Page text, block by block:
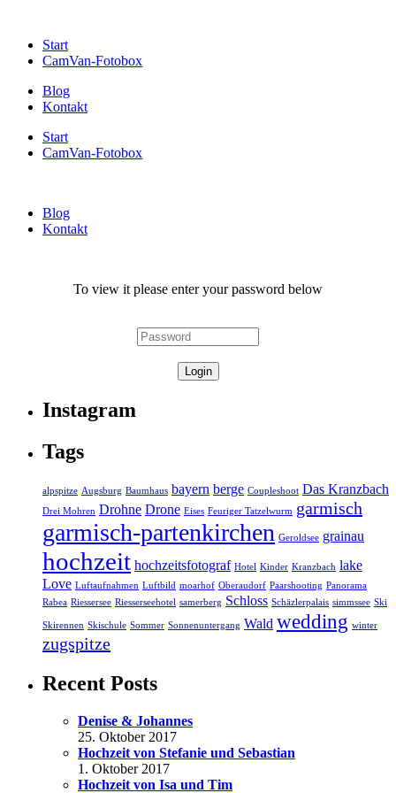
Start
CamVan-Fotobox
Blog
Kontakt
Start
CamVan-Fotobox
Blog
Kontakt
To view it please enter your password below
Instagram
Tags
alpspitze Augsburg Baumhaus bayern berge Coupleshoot Das Kranzbach
Drei Mohren Drohne Drone Eises Feuriger Tatzelwurm garmisch
garmisch-partenkirchen Geroldsee grainau
hochzeit hochzeitsfotograf Hotel Kinder Kranzbach lake
Love Luftaufnahmen Luftbild moarhof Oberaudorf Paarshooting Panorama
Rabea Riessersee Riesserseehotel samerberg Schloss Schäzlerpalais simmssee Ski
Skirennen Skischule Sommer Sonnenuntergang Wald wedding winter
zugspitze
Recent Posts
Denise & Johannes
25. Oktober 2017
Hochzeit von Stefanie und Sebastian
1. Oktober 2017
Hochzeit von Isa und Tim